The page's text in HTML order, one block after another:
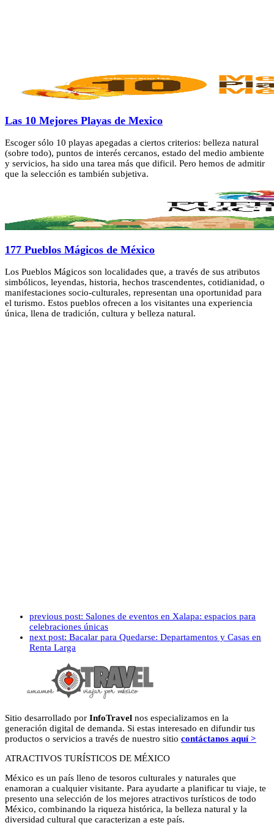
Las 10 Mejores Playas de Mexico
Escoger sólo 10 playas apegadas a ciertos criterios: belleza natural
(sobre todo), puntos de interés cercanos, estado del medio ambiente
y servicios, ha sido una tarea más que dificil. Pero hemos de admitir
que la selección es también subjetiva.
177 Pueblos Mágicos de México
Los Pueblos Mágicos son localidades que, a través de sus atributos
simbólicos, leyendas, historia, hechos trascendentes, cotidianidad, o
manifestaciones socio-culturales, representan una oportunidad para
el turismo. Estos pueblos ofrecen a los visitantes una experiencia
única, llena de tradición, cultura y belleza natural.
previous post: Salones de eventos en Xalapa: espacios para
celebraciones únicas
next post: Bacalar para Quedarse: Departamentos y Casas en
Renta Larga
Sitio desarrollado por InfoTravel nos especializamos en la
generación digital de demanda. Si estas interesado en difundir tus
productos o servicios a través de nuestro sitio contáctanos aquí >
ATRACTIVOS TURÍSTICOS DE MÉXICO
México es un país lleno de tesoros culturales y naturales que
enamoran a cualquier visitante. Para ayudarte a planificar tu viaje, te
presento una selección de los mejores atractivos turísticos de todo
México, combinando la riqueza histórica, la belleza natural y la
diversidad cultural que caracterizan a este país.